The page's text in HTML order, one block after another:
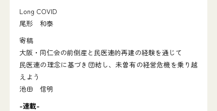
Long COVID
尾形 和泰
寄稿
大阪・同仁会の前倒産と民医連的再建の経験を通じて
民医連の理念に基づき団結し、未曽有の経営危機を乗り越
えよう
池田 信明
-連載-